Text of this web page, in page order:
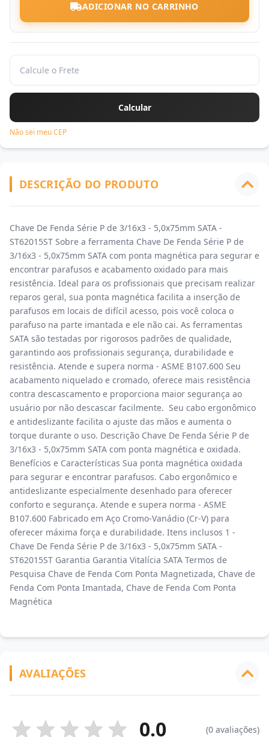
ADICIONAR NO CARRINHO
Não sei meu CEP
DESCRIÇÃO DO PRODUTO
Chave De Fenda Série P de 3/16x3 - 5,0x75mm SATA -
ST62015ST Sobre a ferramenta Chave De Fenda Série P de
3/16x3 - 5,0x75mm SATA com ponta magnética para segurar e
encontrar parafusos e acabamento oxidado para mais
resistência. Ideal para os profissionais que precisam realizar
reparos geral, sua ponta magnética facilita a inserção de
parafusos em locais de difícil acesso, pois você coloca o
parafuso na parte imantada e ele não cai. As ferramentas
SATA são testadas por rigorosos padrões de qualidade,
garantindo aos profissionais segurança, durabilidade e
resistência. Atende e supera norma - ASME B107.600 Seu
acabamento niquelado e cromado, oferece mais resistência
contra descascamento e proporciona maior segurança ao
usuário por não descascar facilmente. Seu cabo ergonômico
e antideslizante facilita o ajuste das mãos e aumenta o
torque durante o uso. Descrição Chave De Fenda Série P de
3/16x3 - 5,0x75mm SATA com ponta magnética e oxidada.
Benefícios e Características Sua ponta magnética oxidada
para segurar e encontrar parafusos. Cabo ergonômico e
antideslizante especialmente desenhado para oferecer
conforto e segurança. Atende e supera norma - ASME
B107.600 Fabricado em Aço Cromo-Vanádio (Cr-V) para
oferecer máxima força e durabilidade. Itens inclusos 1 -
Chave De Fenda Série P de 3/16x3 - 5,0x75mm SATA -
ST62015ST Garantia Garantia Vitalícia SATA Termos de
Pesquisa Chave de Fenda Com Ponta Magnetizada, Chave de
Fenda Com Ponta Imantada, Chave de Fenda Com Ponta
Magnética
AVALIAÇÕES
0.0 (0 avaliações)